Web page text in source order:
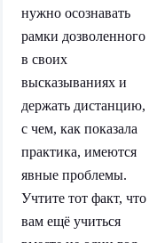
нужно осознавать
рамки дозволенного
в своих
высказываниях и
держать дистанцию,
с чем, как показала
практика, имеются
явные проблемы.
Учтите тот факт, что
вам ещё учиться